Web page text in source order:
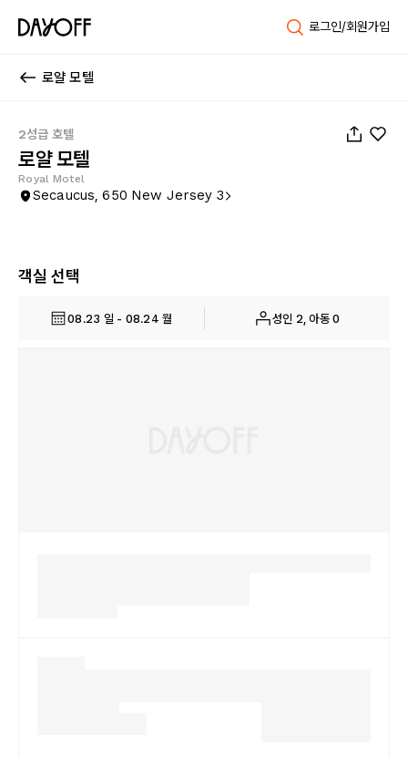
로그인/회원가입
로얄 모텔
2성급 호텔
로얄 모텔
Royal Motel
Secaucus, 650 New Jersey 3
객실 선택
08.23 일 - 08.24 월 성인 2, 아동 0